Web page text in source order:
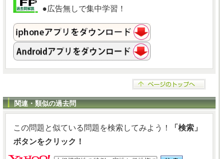
●広告無しで集中学習！
関連・類似の過去問
この問題と似ている問題を検索してみよう！
「検索」
ボタンをクリック！